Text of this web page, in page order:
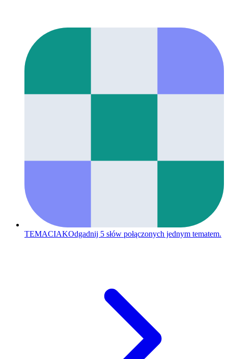
TEMACIAKOdgadnij 5 słów połączonych jednym tematem.